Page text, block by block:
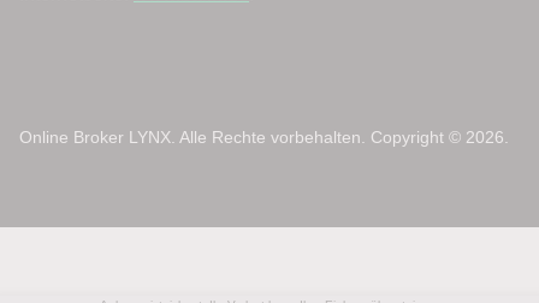
Online Broker LYNX. Alle Rechte vorbehalten. Copyright © 2026.